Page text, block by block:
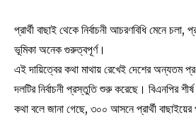
প্রার্থী বাছাই থেকে নির্বাচনী আচরণবিধি মেনে চলা,
ভূমিকা অনেক গুরুত্বপূর্ণ।
এই দায়িত্বের কথা মাথায় রেখেই দেশের অন্যতম
দলটির নির্বাচনী প্রস্তুতি শুরু করেছে। বিএনপির
কথা বলে জানা গেছে, ৩০০ আসনে প্রার্থী